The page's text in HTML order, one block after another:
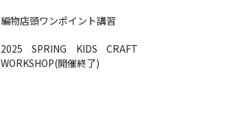
編物店頭ワンポイント講習
2025 SPRING KIDS CRAFT
WORKSHOP(開催終了)